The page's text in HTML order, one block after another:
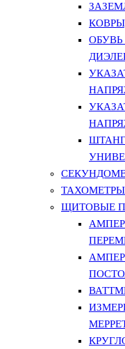
ТАХОМЕТРЫ
ЩИТОВЫЕ